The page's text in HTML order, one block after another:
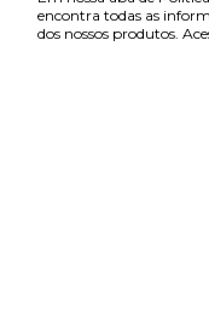
encontra todas as
dos nossos produtos.